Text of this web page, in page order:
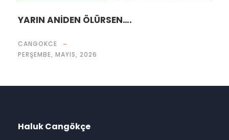
YARIN ANİDEN ÖLÜRSEN….
CANGOKCE
PERŞEMBE, MAYIS, 2026
Haluk Cangökçe